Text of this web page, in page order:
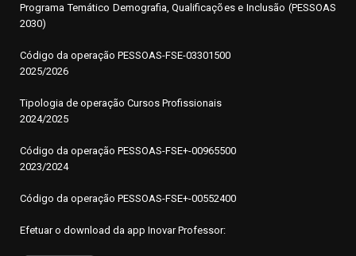
Programa Temático Demografia, Qualificações e Inclusão (PESSOAS
2030)
Código da operação PESSOAS-FSE-03301500
2025/2026
Tipologia de operação Cursos Profissionais
2024/2025
Código da operação PESSOAS-FSE+-00965500
2023/2024
Código da operação PESSOAS-FSE+-00552400
Efetuar o download da app Inovar Professor: